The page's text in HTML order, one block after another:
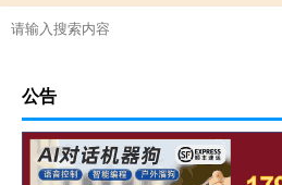
公告